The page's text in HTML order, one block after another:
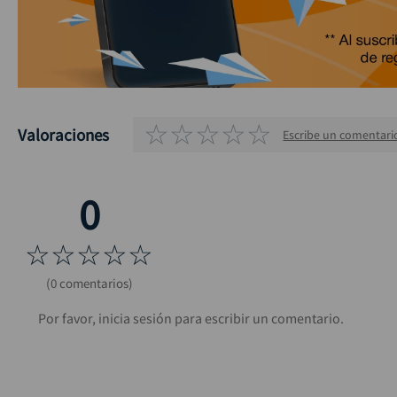
Valoraciones ☆☆☆☆☆ Escribe un
☆☆☆☆☆
(0 comentarios)